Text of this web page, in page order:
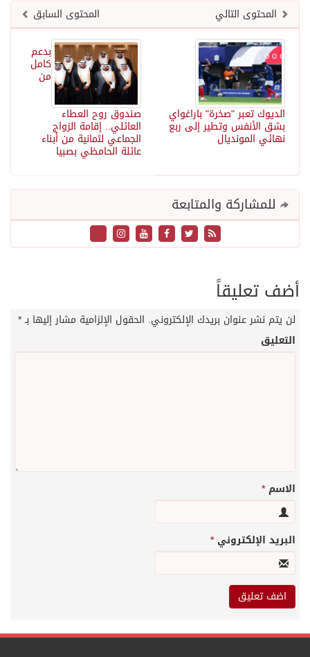
المحتوى السابق
المحتوى التالي
بدعم
كامل
من
صندوق روح العطاء
العائلي.. إقامة الزواج
الجماعي لثمانية من أبناء
عائلة الحامظي بصبيا
الديوك تعبر "صخرة" باراغواي
بشق الأنفس وتطير إلى ربع
نهائي المونديال
للمشاركة والمتابعة
أضف تعليقاً
لن يتم نشر عنوان بريدك الإلكتروني. الحقول الإلزامية مشار إليها بـ*
التعليق
الاسم*
البريد الإلكتروني*